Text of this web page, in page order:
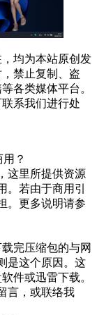
均为本站原创发
禁止复制、盗
各类媒体平台。
系我们进行处
？
这里所提供资源
。若由于商用引
。更多说明请参
完压缩包的与网
是这个原因。这
件或迅雷下载。
言，或联络我